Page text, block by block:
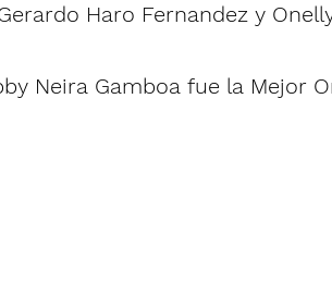
Haro Fernandez y
Neira Gamboa fue la Mejor